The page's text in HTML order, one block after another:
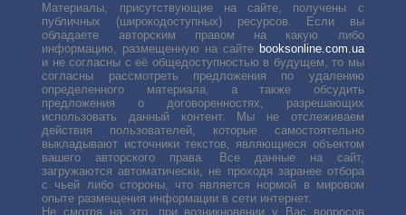
Материалы, присутствующие на сайте, получены с
публичных (широкодоступных) ресурсов. Если вы
обладаете авторским правом на какую либо
информацию, размещенную на сайте booksonline.com.ua
и не согласны с её общедоступностью в будущем, то мы
согласны рассмотреть предложения по удалению
определенного материала, а также обсудить
предложения о договоренностях, разрешающих
использовать данный контент. Мы не отслеживаем
действия пользователей, которые самостоятельно
выкладывают источники текстов, являющиеся объектом
вашего авторского права. Все данные на сайт,
загружаются автоматически, не проходя заранее отбора
с чьей либо стороны, что является нормой в мировом
опыте размещения информации в сети интернет.
Не смотря на это, при возникновении у Вас вопросов